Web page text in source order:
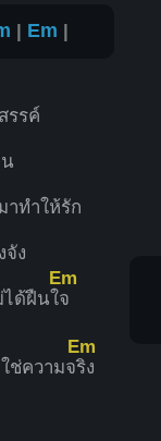
| Em |
รรค์
าทำให้รัก
จัง
ได้ฝืนใ
Em
จ
ช่ความจ
Em
ริง